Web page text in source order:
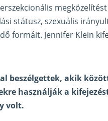
státusz, szexuális
formáit. Jennifer Klein
beszélgettek, akik
használják a
volt.